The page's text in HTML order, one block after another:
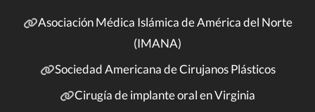
Asociación Médica Islámica de América del Norte
(IMANA)
Sociedad Americana de Cirujanos Plásticos
Cirugía de implante oral en Virginia